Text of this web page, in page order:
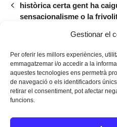
Gestionar el
Per oferir les millors experiències,
emmagatzemar i/o accedir a la
aquestes tecnologies ens permetrà
de navegació o els identificadors
retirar el consentiment, pot afectar
funcions.
previous
post:
històrica certa gent ha
sensacionalisme o la